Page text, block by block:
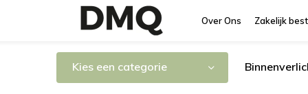
Over Ons Zakelijk
Kies een categorie